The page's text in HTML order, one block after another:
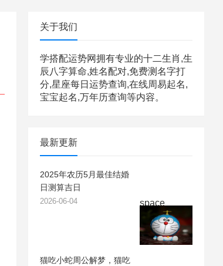
关于我们
学搭配运势网拥有专业的十二生肖,生
辰八字算命,姓名配对,免费测名字打
分,星座每日运势查询,在线周易起名,
宝宝起名,万年历查询等内容。
最新更新
space
2025年农历5月最佳结婚
日测算吉日
2026-06-04
猫吃小蛇周公解梦，猫吃